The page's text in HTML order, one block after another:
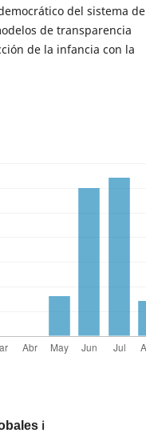
del sistema de
de transparencia
de la infancia con la
ℹ️